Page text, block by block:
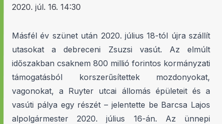
2020. júl. 16. 14:30
Másfél év szünet után 2020. július 18-tól újra szállít
utasokat a debreceni Zsuzsi vasút. Az elmúlt
időszakban csaknem 800 millió forintos kormányzati
támogatásból korszerűsítettek mozdonyokat,
vagonokat, a Ruyter utcai állomás épületeit és a
vasúti pálya egy részét – jelentette be Barcsa Lajos
alpolgármester 2020. július 16-án. Az ünnepi